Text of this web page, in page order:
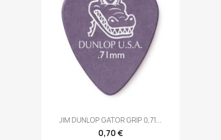
JIM DUNLOP GATOR GRIP 0,71...
0,70 €